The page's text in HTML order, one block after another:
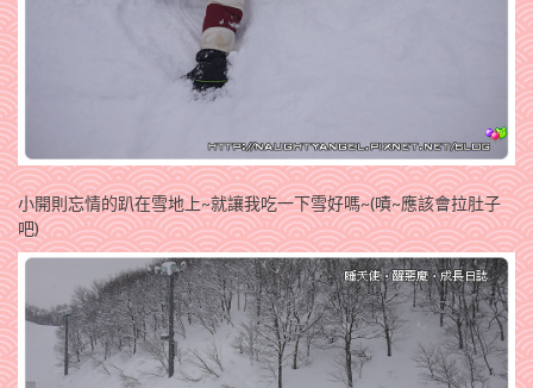
小開則忘情的趴在雪地上~就讓我吃一下雪好嗎~(嘖~應該會拉肚子
吧)